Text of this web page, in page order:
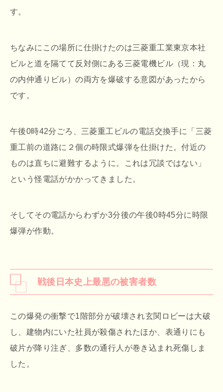
す。
ちなみにこの場所に仕掛けたのは三菱重工業東京本社
ビルと道を隔てて反対側にある三菱電機ビル（現：丸
の内仲通りビル）の両方を爆破する意図があったから
です。
午後0時42分ごろ、三菱重工ビルの電話交換手に「三菱
重工前の道路に２個の時限式爆弾を仕掛けた。付近の
ものは直ちに避難するように。これは冗談ではない」
という怪電話がかかってきました。
そしてその電話からわずか3分後の午後0時45分に時限
爆弾が作動。
戦後日本史上最悪の被害者数
この爆発の衝撃で1階部分が破壊され玄関ロビーは大破
し、建物内にいた社員が殺傷されたほか、表通りにも
破片が降り注ぎ、多数の通行人が巻き込まれ死傷しま
した。